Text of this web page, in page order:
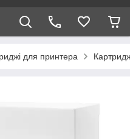
для принтера